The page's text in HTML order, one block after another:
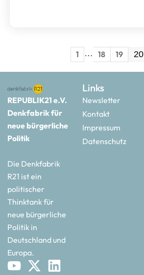
1 … 18 19 20
REPUBLIK21 e.V.
Denkfabrik für
neue bürgerliche
Politik
Die Denkfabrik
R21 ist ein
politischer
Thinktank für
neue bürgerliche
Politik in
Deutschland und
Europa.
Links
Newsletter
Kontakt
Impressum
Datenschutz